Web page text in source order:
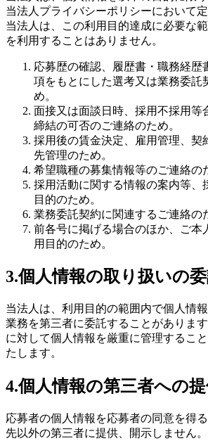
当法人プライバシーポリシーにおいて
当法人は、この利用目的達成に必要な
を利用することはありません。
応募歴の確認、履歴書・職務経歴
項をもとにした選考又は業務委託
め。
面接又は面談日時、採用不採用等
締結の可否のご連絡のため。
採用後の賃金決定、雇用管理、契
先管理のため。
希望職種の募集情報等のご連絡の
採用活動に関する情報の案内等、
目的のため。
業務委託契約に関連するご連絡の
前各号に掲げる場合のほか、ご本
用目的のため。
3.個人情報の取り扱いの
当法人は、利用目的の範囲内で個人情
業務を第三者に委託することがありま
に対して個人情報を厳重に管理するこ
たします。
4.個人情報の第三者への
応募者の個人情報を応募者の同意を得
先以外の第三者に提供、開示しません